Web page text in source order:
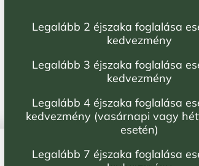
Legalább 2 éjszaka foglalása
kedvezmény
Legalább 3 éjszaka foglalása
kedvezmény
Legalább 4 éjszaka foglalása
kedvezmény (vasárnapi vagy
esetén)
Legalább 7 éjszaka foglalása